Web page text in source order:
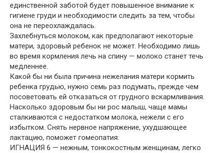
единственной заботой будет повышенное внимание к
гигиене груди и необходимости следить за тем, чтобы
она не переохлаждалась.
Захлебнуться молоком, как предполагают некоторые
матери, здоровый ребенок не может. Необходимо лишь
во время кормления лечь на спину — молоко станет течь
медленнее.
Какой бы ни была причина нежелания матери кормить
ребенка грудью, нужно семь раз подумать, прежде чем
посоветовать ей отказаться от грудного вскармливания.
Насколько здоровым бы ни рос малыш, чаще мамы
сталкиваются с недостатком молока, нежели с его
избытком. Снять нервное напряжение, ухудшающее
лактацию, поможет гомеопатия:
ИГНАЦИЯ 6 — нежным, тонкокостным женщинам, легко